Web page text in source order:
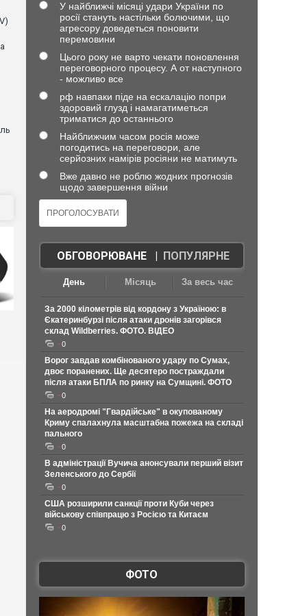
У найближчі місяці удари України по
росії стануть настільки болючими, що
агресору доведеться поновити
перемовини
Цього року не варто чекати поновлення
переговорного процесу. А от наступного
- можливо все
рф навпаки піде на ескалацію попри
здоровий глузд і намагатиметься
триматися до останнього
Найближчим часом росія може
погодитись на переговори, але
серйозних намірів росіяни не матимуть
Вже давно не роблю жодних прогнозів
щодо завершення війни
ОБГОВОРЮВАНЕ| ПОПУЛЯРНЕ
День Місяць За весь час
За 2000 кілометрів від кордону з Україною: в
Єкатеринбурзі після атаки дронів загорівся
склад Wildberries. ФОТО. ВІДЕО
0
Ворог завдав комбінованого удару по Сумах,
двоє поранених. Ще десятеро постраждали
після атаки БПЛА по ринку на Сумщині. ФОТО
0
На аеродромі "Гвардійське" в окупованому
Криму спалахнула масштабна пожежа на складі
пального
0
В адміністрації Вучича анонсували перший візит
Зеленського до Сербії
0
США розширили санкції проти Куби через
військову співпрацю з Росією та Китаєм
0
ФОТО